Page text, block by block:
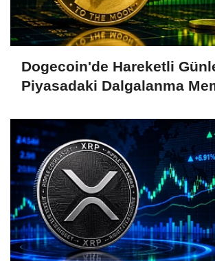
Dogecoin'de Hareketli
Piyasadaki Dalgalanma